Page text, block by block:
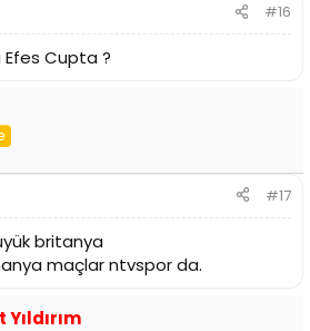
#16
Efes Cupta ?
#17
britanya
maçlar ntvspor da.